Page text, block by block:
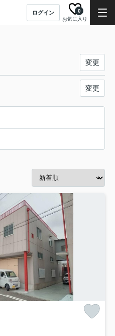
ログイン
お気に入り
0
変更
変更